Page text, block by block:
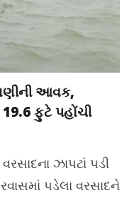
આવક,
ફુટે પહોંચી
ઝાપટાં પડી
પડેલા વરસાદને